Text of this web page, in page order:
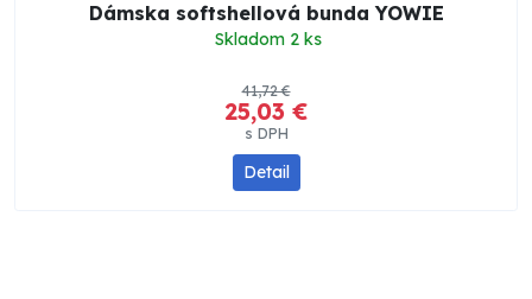
Dámska softshellová bunda YOWIE
Skladom 2 ks
41,72 €
25,03 €
s DPH
Detail